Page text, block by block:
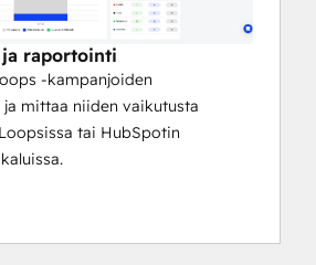
raportointi
-kampanjoiden
mittaa niiden vaikutusta
tai HubSpotin